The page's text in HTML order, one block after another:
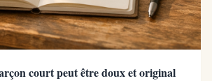
court peut être doux et original